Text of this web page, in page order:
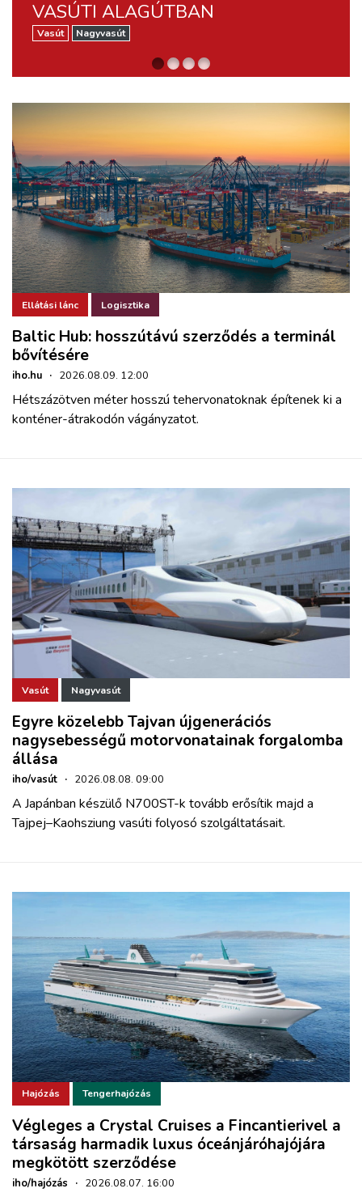
BLOG
ARCHÍVUM
WEBSHOP
BELÉPÉS
REGISZTRÁCIÓ
VASÚTI ALAGÚTBAN
Vasút Nagyvasút
PROJEKTJEINEK MEGVALÓSÍTÁSA
Vasút Nagyvasút
Vasút Ellátási lánc Nagyvasút Szállítmányozás
Ellátási lánc Logisztika
Baltic Hub: hosszútávú szerződés a terminál
bővítésére
iho.hu · 2026.08.09. 12:00
Hétszázötven méter hosszú tehervonatoknak építenek ki a
konténer-átrakodón vágányzatot.
Vasút Nagyvasút
Egyre közelebb Tajvan újgenerációs
nagysebességű motorvonatainak forgalomba
állása
iho/vasút · 2026.08.08. 09:00
A Japánban készülő N700ST-k tovább erősítik majd a
Tajpej–Kaohsziung vasúti folyosó szolgáltatásait.
Hajózás Tengerhajózás
Végleges a Crystal Cruises a Fincantierivel a
társaság harmadik luxus óceánjáróhajójára
megkötött szerződése
iho/hajózás · 2026.08.07. 16:00